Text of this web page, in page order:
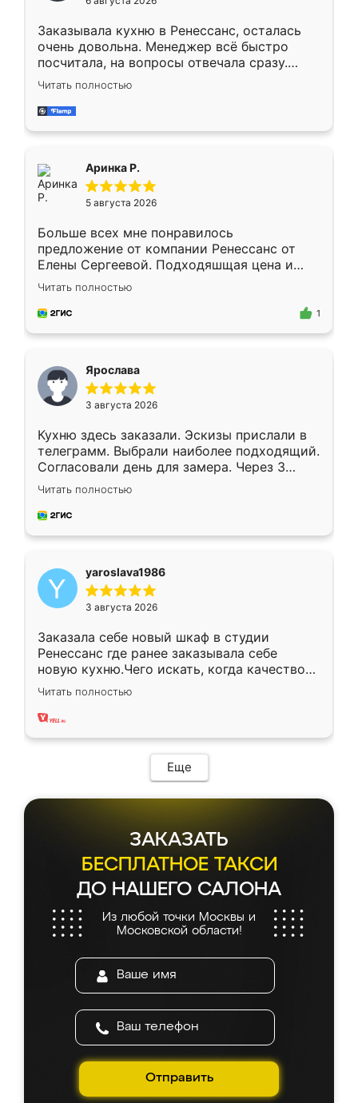
мебели буду заказывать только здесь.
Заказывала кухню в Ренессанс, осталась
очень довольна. Менеджер всё быстро
посчитала, на вопросы отвечала сразу.
Замерщик приехал в субботу, подошёл к
делу со всей ответственностью. Собрали
за день, ребята работали аккуратно, даже
Читать полностью
Аринка Р.
5 августа 2026
Больше всех мне понравилось
предложение от компании Ренессанс от
Елены Сергеевой. Подходяшщая цена и
короткие сроки изготовления. Приехавший
для замера сотрудник Владислав
предложил по моему эскизу самый
Читать полностью
1
Ярослава
3 августа 2026
Кухню здесь заказали. Эскизы прислали в
телеграмм. Выбрали наиболее подходящий.
Согласовали день для замера. Через 3
недели кухня была уже готова. Остались
довольны работой. Спасибо Ренессанс
мебель за качественную работу!
Читать полностью
yaroslava1986
3 августа 2026
Заказала себе новый шкаф в студии
Ренессанс где ранее заказывала себе
новую кухню.Чего искать, когда качеством
вполне довольна. Служит кухня уже почти
два года, нареканий нет.
Читать полностью
Еще
ЗАКАЗАТЬ
БЕСПЛАТНОЕ ТАКСИ
ДО НАШЕГО САЛОНА
Из любой точки Москвы и
Московской области!
Отправить